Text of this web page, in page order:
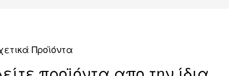
Προϊόντα